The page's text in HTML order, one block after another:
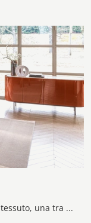
Con questa sedia Glen Soft Calligaris in tessuto, una tra le nostre sedute fisse design, potrai valorizzare i tuoi spazi.